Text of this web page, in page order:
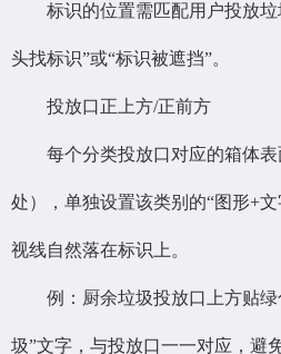
标识的位置需匹配用户投放垃
头找标识”或“标识被遮挡”。
投放口正上方/正前方
每个分类投放口对应的箱体表
处），单独设置该类别的“图形+
视线自然落在标识上。
例：厨余垃圾投放口上方贴绿
圾”文字，与投放口一一对应，避